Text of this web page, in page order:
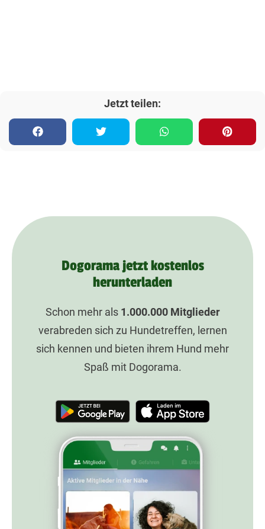
Jetzt teilen:
Dogorama jetzt kostenlos
herunterladen
Schon mehr als 1.000.000Mitglieder
verabreden sich zu Hundetreffen, lernen
sich kennen und bieten ihrem Hund mehr
Spaß mit Dogorama.